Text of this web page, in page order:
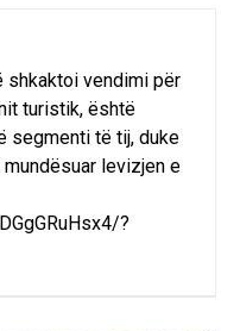
shkaktoi vendimi për
turistik, është
segmenti të tij, duke
levizjen e
?